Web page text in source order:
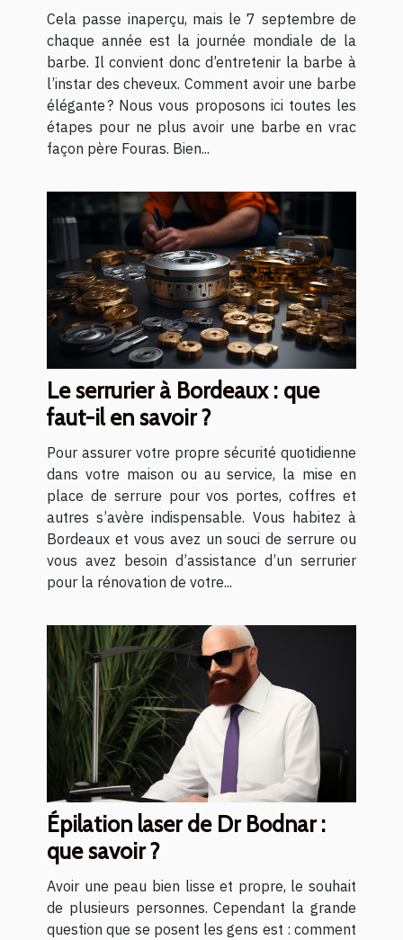
Cela passe inaperçu, mais le 7 septembre de
chaque année est la journée mondiale de la
barbe. Il convient donc d’entretenir la barbe à
l’instar des cheveux. Comment avoir une barbe
élégante ? Nous vous proposons ici toutes les
étapes pour ne plus avoir une barbe en vrac
façon père Fouras. Bien...
Le serrurier à Bordeaux : que
faut-il en savoir ?
Pour assurer votre propre sécurité quotidienne
dans votre maison ou au service, la mise en
place de serrure pour vos portes, coffres et
autres s’avère indispensable. Vous habitez à
Bordeaux et vous avez un souci de serrure ou
vous avez besoin d’assistance d’un serrurier
pour la rénovation de votre...
Épilation laser de Dr Bodnar :
que savoir ?
Avoir une peau bien lisse et propre, le souhait
de plusieurs personnes. Cependant la grande
question que se posent les gens est : comment